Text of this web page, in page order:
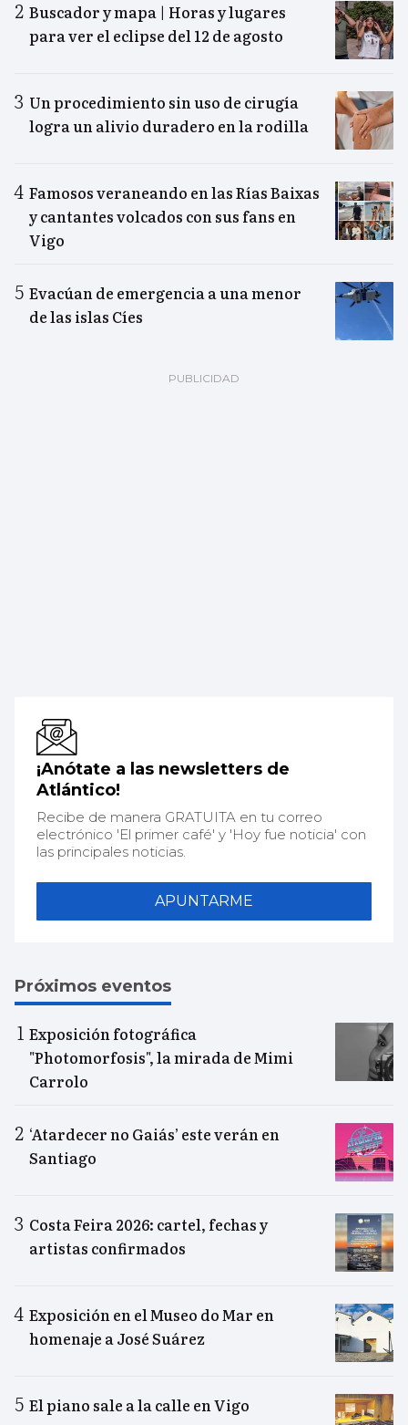
Buscador y mapa | Horas y lugares
para ver el eclipse del 12 de agosto
Un procedimiento sin uso de cirugía
logra un alivio duradero en la rodilla
Famosos veraneando en las Rías Baixas
y cantantes volcados con sus fans en
Vigo
Evacúan de emergencia a una menor
de las islas Cíes
¡Anótate a las newsletters de
Atlántico!
Recibe de manera GRATUITA en tu correo
electrónico 'El primer café' y 'Hoy fue noticia' con
las principales noticias.
APUNTARME
Próximos eventos
Exposición fotográfica
"Photomorfosis", la mirada de Mimi
Carrolo
‘Atardecer no Gaiás’ este verán en
Santiago
Costa Feira 2026: cartel, fechas y
artistas confirmados
Exposición en el Museo do Mar en
homenaje a José Suárez
El piano sale a la calle en Vigo